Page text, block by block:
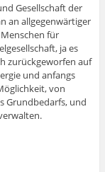
Gesellschaft der
an allgegenwärtiger
für
ja es
zurückgeworfen auf
und anfangs
von
Grundbedarfs, und